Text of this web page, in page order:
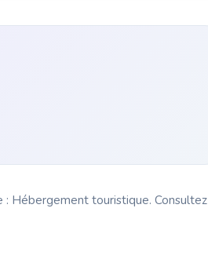
: Hébergement touristique. Consultez